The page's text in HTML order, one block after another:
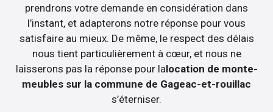
prendrons votre demande en considération dans
l’instant, et adapterons notre réponse pour vous
satisfaire au mieux. De même, le respect des délais
nous tient particulièrement à cœur, et nous ne
laisserons pas la réponse pour lalocation de monte-
meubles sur la commune de Gageac-et-rouillac
s’éterniser.